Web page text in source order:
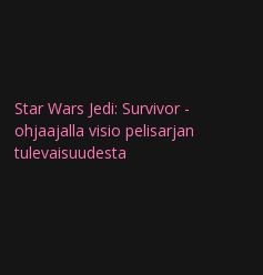
Star Wars Jedi: Survivor -
ohjaajalla visio pelisarjan
tulevaisuudesta